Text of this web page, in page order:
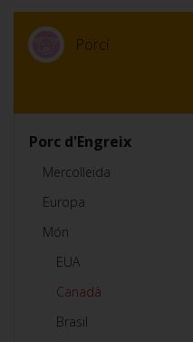
Porcí
Porc d'Engreix
Mercolleida
Europa
Món
EUA
Canadà
Brasil